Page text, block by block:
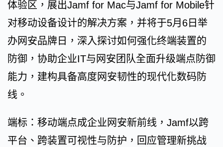
体验区，展出Jamf for Mac与Jamf for Mobile针
对移动设备设计的解决方案，并将于5月6日举
办网安品牌日，深入探讨如何强化终端装置的
防御，协助企业IT与网安团队全面升级端点防御
能力，建构具备高度网安韧性的现代化数码防
线。
端标：移动端点成企业网安新前线，Jamf以跨
平台、跨装置可视性与防护，回应管理新挑战